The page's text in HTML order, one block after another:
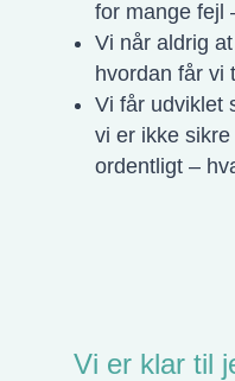
for mange fejl
Vi når aldrig
hvordan får vi
Vi får udviklet
vi er ikke
ordentligt –
Vi er klar til